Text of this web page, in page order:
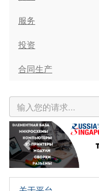
服务
投资
合同生产
Previous